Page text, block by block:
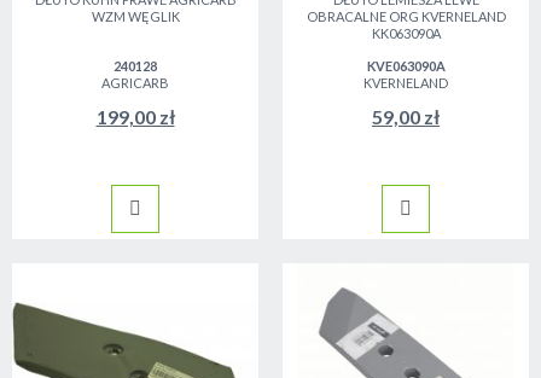
WZM WĘGLIK
240128
AGRICARB
199,00 zł
OBRACALNE ORG KVERNELAND
KK063090A
KVE063090A
KVERNELAND
59,00 zł